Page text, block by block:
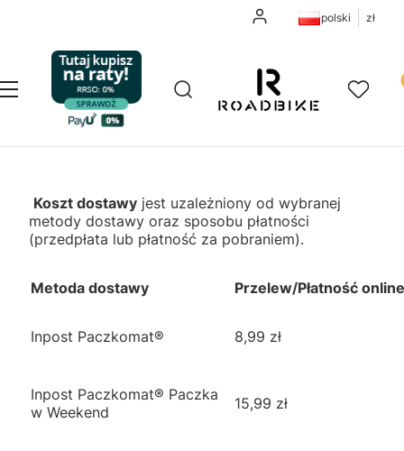
Zaloguj siępolski zł
Menu Otwórz wyszukiwarkę
Szukaj Ulubione
Koszt dostawy jest uzależniony od wybranej
metody dostawy oraz sposobu płatności
(przedpłata lub płatność za pobraniem).
Metoda dostawy Przelew/Płatność online
Inpost Paczkomat® 8,99 zł
Inpost Paczkomat® Paczka
w Weekend
15,99 zł